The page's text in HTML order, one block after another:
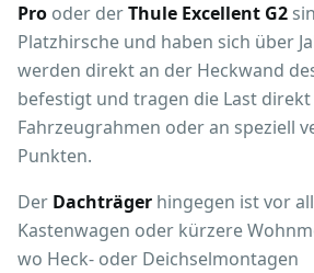
Pro oder derThule Excellent G2
Platzhirsche und haben sich über
werden direkt an der Heckwand
befestigt und tragen die Last direkt
Fahrzeugrahmen oder an speziell
Punkten.
Der Dachträger hingegen ist vor
Kastenwagen oder kürzere
wo Heck- oder Deichselmontagen